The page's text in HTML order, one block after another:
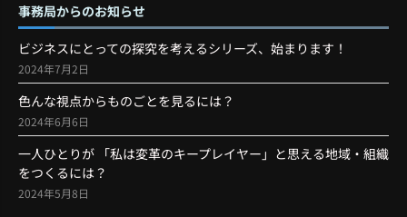
事務局からのお知らせ
ビジネスにとっての探究を考えるシリーズ、始まります！
2024年7月2日
色んな視点からものごとを見るには？
2024年6月6日
一人ひとりが 「私は変革のキープレイヤー」と思える地域・組織
をつくるには？
2024年5月8日